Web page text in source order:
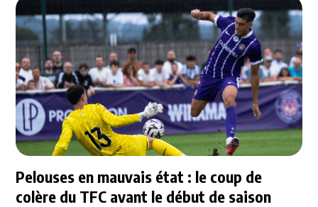
Pelouses en mauvais état : le coup de
colère du TFC avant le début de saison